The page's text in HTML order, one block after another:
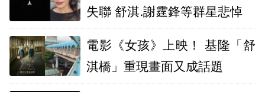
失聯 舒淇.謝霆鋒等群星悲悼
電影《女孩》上映！ 基隆「舒
淇橋」重現畫面又成話題